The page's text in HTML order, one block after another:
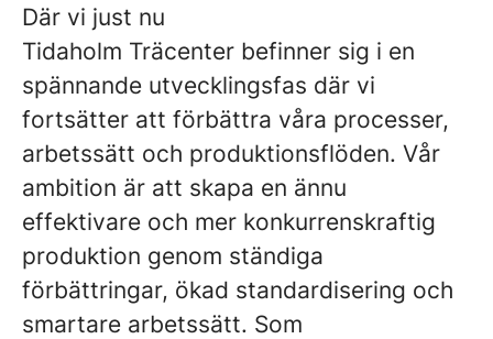
Där vi just nu
Tidaholm Träcenter befinner sig i en
spännande utvecklingsfas där vi
fortsätter att förbättra våra processer,
arbetssätt och produktionsflöden. Vår
ambition är att skapa en ännu
effektivare och mer konkurrenskraftig
produktion genom ständiga
förbättringar, ökad standardisering och
smartare arbetssätt. Som